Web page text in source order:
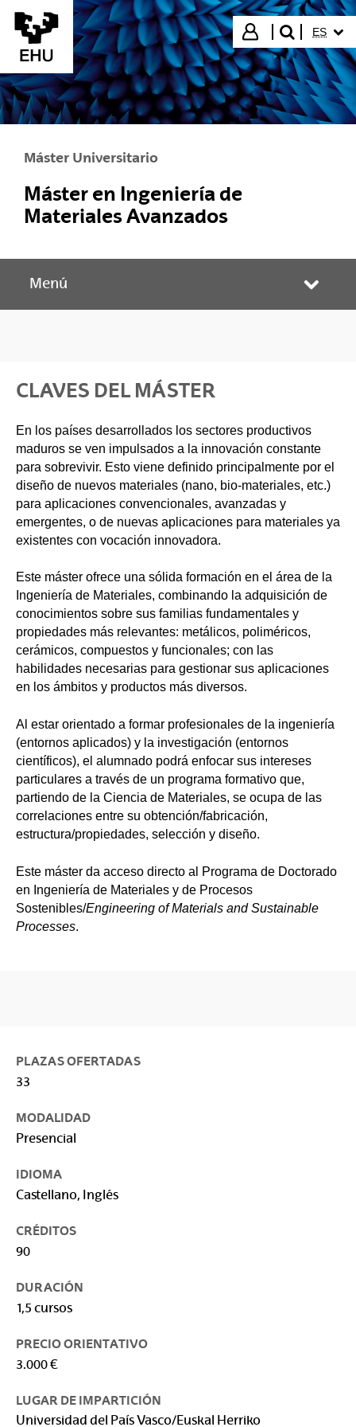
Saltar al contenido principal
Iniciar sesión
buscar"
ES
Máster Universitario
Máster en Ingeniería de
Materiales Avanzados
Menú
CLAVES DEL MÁSTER
En los países desarrollados los sectores productivos
maduros se ven impulsados a la innovación constante
para sobrevivir. Esto viene definido principalmente por el
diseño de nuevos materiales (nano, bio-materiales, etc.)
para aplicaciones convencionales, avanzadas y
emergentes, o de nuevas aplicaciones para materiales ya
existentes con vocación innovadora.
Este máster ofrece una sólida formación en el área de la
Ingeniería de Materiales, combinando la adquisición de
conocimientos sobre sus familias fundamentales y
propiedades más relevantes: metálicos, poliméricos,
cerámicos, compuestos y funcionales; con las
habilidades necesarias para gestionar sus aplicaciones
en los ámbitos y productos más diversos.
Al estar orientado a formar profesionales de la ingeniería
(entornos aplicados) y la investigación (entornos
científicos), el alumnado podrá enfocar sus intereses
particulares a través de un programa formativo que,
partiendo de la Ciencia de Materiales, se ocupa de las
correlaciones entre su obtención/fabricación,
estructura/propiedades, selección y diseño.
Este máster da acceso directo al Programa de Doctorado
en Ingeniería de Materiales y de Procesos
Sostenibles/Engineering of Materials and Sustainable
Processes.
PLAZAS OFERTADAS
33
MODALIDAD
Presencial
IDIOMA
Castellano, Inglés
CRÉDITOS
90
DURACIÓN
1,5 cursos
PRECIO ORIENTATIVO
3.000 €
LUGAR DE IMPARTICIÓN
Universidad del País Vasco/Euskal Herriko